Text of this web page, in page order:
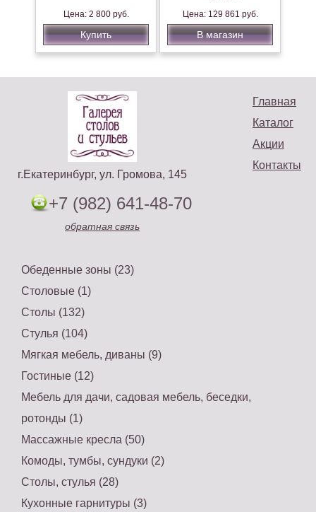
Цена: 2 800 руб.
Купить
Цена: 129 861 руб.
В магазин
Главная
Каталог
Акции
Контакты
г.Екатеринбург, ул. Громова, 145
+7 (982) 641-48-70
обратная связь
Обеденные зоны (23)
Столовые (1)
Столы (132)
Стулья (104)
Мягкая мебель, диваны (9)
Гостиные (12)
Мебель для дачи, садовая мебель, беседки,
ротонды (1)
Массажные кресла (50)
Комоды, тумбы, сундуки (2)
Столы, стулья (28)
Кухонные гарнитуры (3)